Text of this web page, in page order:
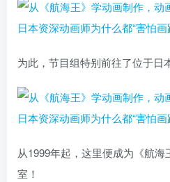
为此，节目组特别前往了位于日
从1999年起，这里便成为《航
室！